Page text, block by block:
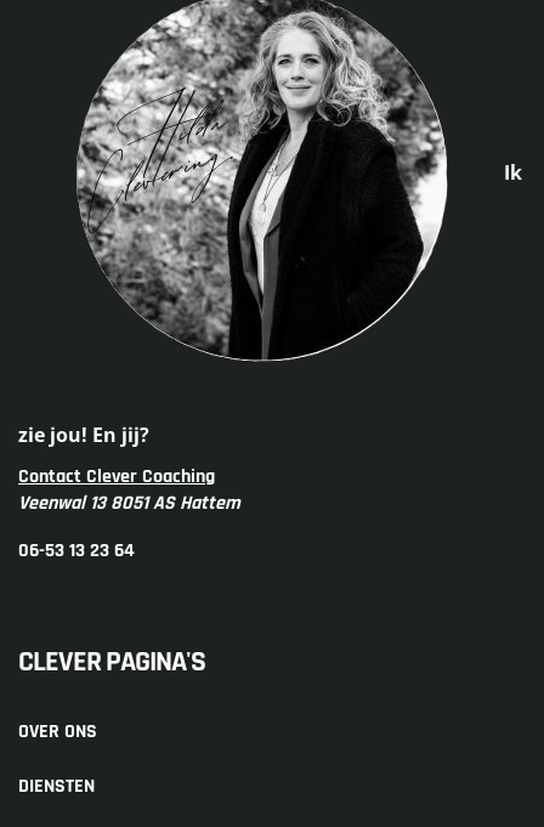
Ik
zie jou! En jij?
Contact Clever Coaching
Veenwal 13 8051 AS Hattem
06-53 13 23 64
CLEVER PAGINA'S
OVER ONS
DIENSTEN